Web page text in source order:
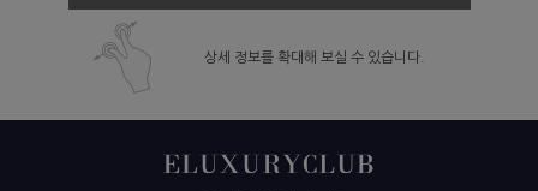
상세 정보를 확대해 보실 수 있습니다.